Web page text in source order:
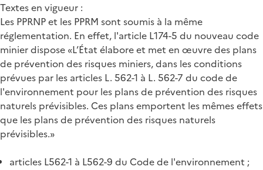
Textes en vigueur :
Les PPRNP et les PPRM sont soumis à la même
réglementation. En effet, l'article L174-5 du nouveau code
minier dispose «L’État élabore et met en œuvre des plans
de prévention des risques miniers, dans les conditions
prévues par les articles L. 562-1 à L. 562-7 du code de
l'environnement pour les plans de prévention des risques
naturels prévisibles. Ces plans emportent les mêmes effets
que les plans de prévention des risques naturels
prévisibles.»
articles L562-1 à L562-9 du Code de l'environnement ;